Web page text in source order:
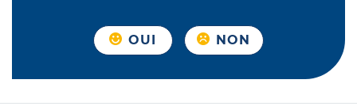
OUI NON